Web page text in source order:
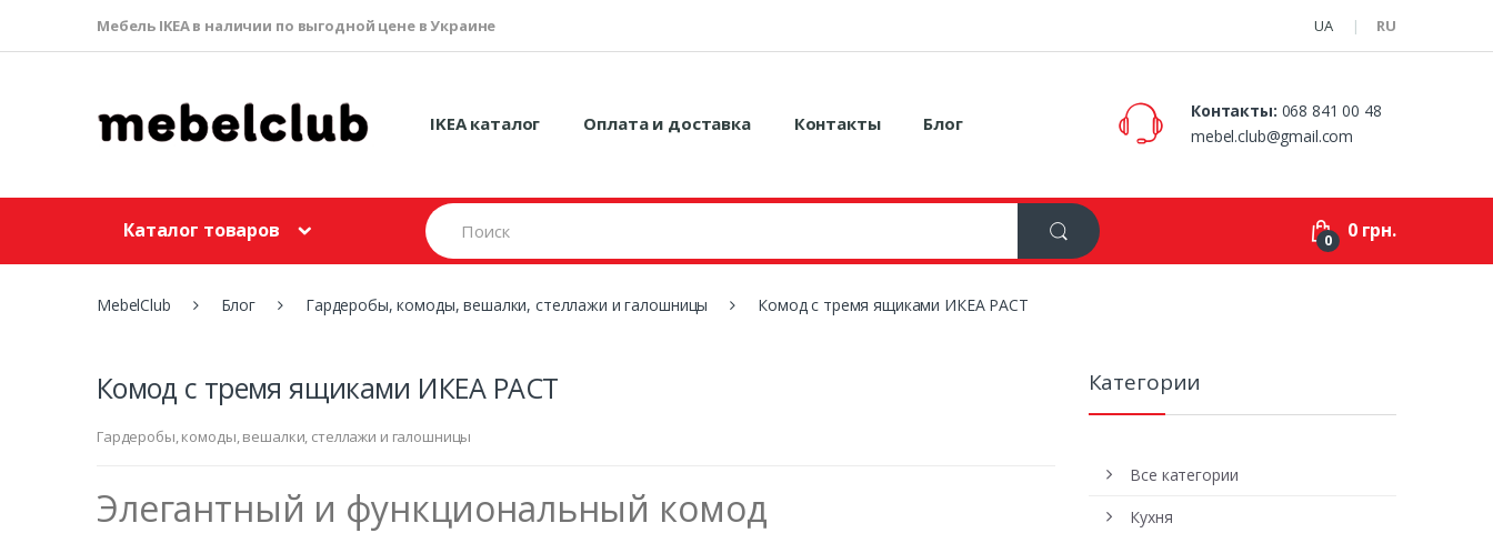
Мебель IKEA в наличии по выгодной цене в Украине UA RU
IKEA каталог Оплата и доставка Контакты Блог
Контакты: 068 841 00 48
mebel.club@gmail.com
Каталог товаров
S
e
a
r
h
:
0 0 грн.
MebelClub Блог Гардеробы, комоды, вешалки, стеллажи и галошницы Комод с тремя ящиками ИКЕА РАСТ
Комод с тремя ящиками ИКЕА РАСТ
Гардеробы, комоды, вешалки, стеллажи и галошницы
Элегантный и функциональный комод
Категории
Все категории
Кухня